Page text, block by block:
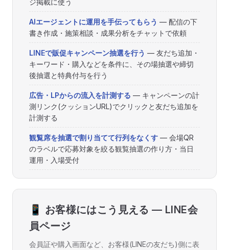
ジ掲載に使う
AIエージェントに運用を手伝ってもらう — 配信の下
書き作成・施策相談・成果分析をチャットで依頼
LINEで販促キャンペーン抽選を行う — 友だち追加・
キーワード・購入などを条件に、その場抽選や締切
後抽選と特典付与を行う
広告・LPからの流入を計測する — キャンペーンの計
測リンク(クッションURL)でクリックと友だち追加を
計測する
観覧席を抽選で割り当てて行列をなくす — 会場QR
のラベルで応募対象を絞る観覧抽選の作り方・当日
運用・入場受付
📱 お客様にはこう見える — LINE会
員ページ
会員証や購入画面など、お客様(LINEの友だち)側に表